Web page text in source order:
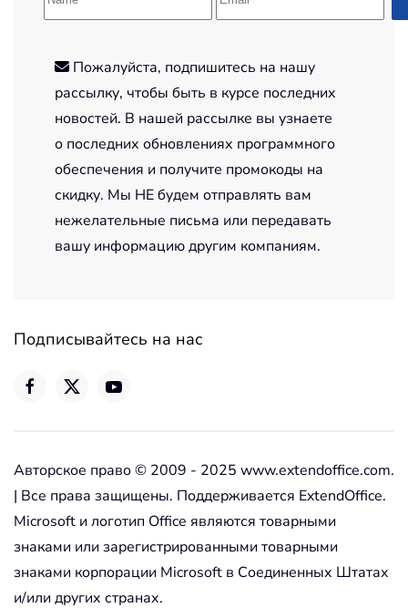
Пожалуйста, подпишитесь на нашу
рассылку, чтобы быть в курсе последних
новостей. В нашей рассылке вы узнаете
о последних обновлениях программного
обеспечения и получите промокоды на
скидку. Мы НЕ будем отправлять вам
нежелательные письма или передавать
вашу информацию другим компаниям.
Подписывайтесь на нас
Авторское право © 2009 - 2025 www.extendoffice.com.
| Все права защищены. Поддерживается ExtendOffice.
Microsoft и логотип Office являются товарными
знаками или зарегистрированными товарными
знаками корпорации Microsoft в Соединенных Штатах
и/или других странах.